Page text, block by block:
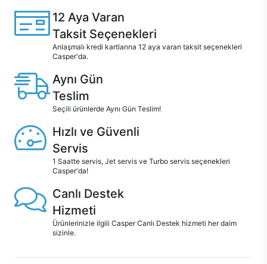
12 Aya Varan
Taksit Seçenekleri
Anlaşmalı kredi kartlarına 12 aya varan taksit seçenekleri
Casper'da.
Aynı Gün
Teslim
Seçili ürünlerde Aynı Gün Teslim!
Hızlı ve Güvenli
Servis
1 Saatte servis, Jet servis ve Turbo servis seçenekleri
Casper'da!
Canlı Destek
Hizmeti
Ürünlerinizle ilgili Casper Canlı Destek hizmeti her daim
sizinle.